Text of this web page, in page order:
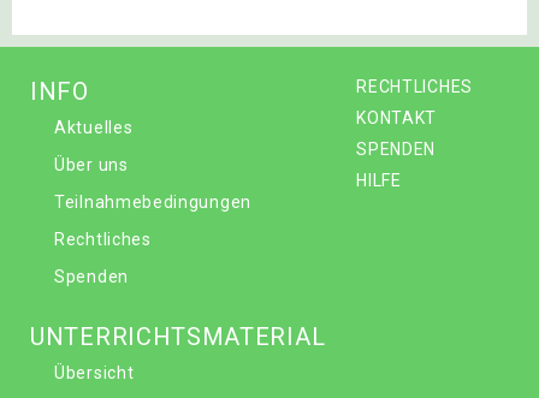
RECHTLICHES
KONTAKT
SPENDEN
HILFE
INFO
Aktuelles
Über uns
Teilnahmebedingungen
Rechtliches
Spenden
UNTERRICHTSMATERIAL
Übersicht